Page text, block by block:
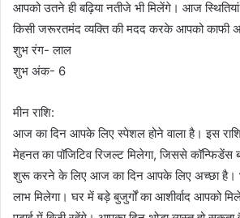
आपको उतने ही बढ़िया नतीजे भी मिलेंगे। आज
किसी जरूरतमंद व्यक्ति की मदद करके आपको काफी
शुभ रंग- लाल
शुभ अंक- 6
मीन राशि:
आज का दिन आपके लिए स्पेशल होने वाला है। इस
मेहनत का पॉजिटिव रिजल्ट मिलेगा, जिससे कॉन्फिडेंस
शुरू करने के लिए आज का दिन आपके लिए अच्छा है।
लाभ मिलेगा। घर में बड़े बुजुर्गों का आशीर्वाद आपको